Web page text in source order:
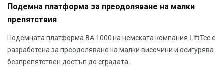
Подемна платформа за преодоляване на малки
препятствия
Подемната платформа BA 1000 на немската компания LiftTec е
разработена за преодоляване на малки височини и осигурява
безпрепятствен достъп до сградата.